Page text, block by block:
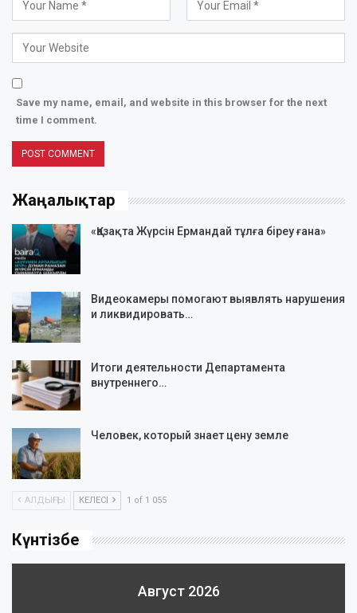
Save my name, email, and website in this browser for the next
time I comment.
Жаңалықтар
«Қазақта Жүрсін Ермандай тұлға біреу ғана»
Видеокамеры помогают выявлять нарушения
и ликвидировать…
Итоги деятельности Департамента
внутреннего…
Человек, который знает цену земле
АЛДЫҢҒЫ КЕЛЕСІ 1 of 1 055
Күнтізбе
Август 2026